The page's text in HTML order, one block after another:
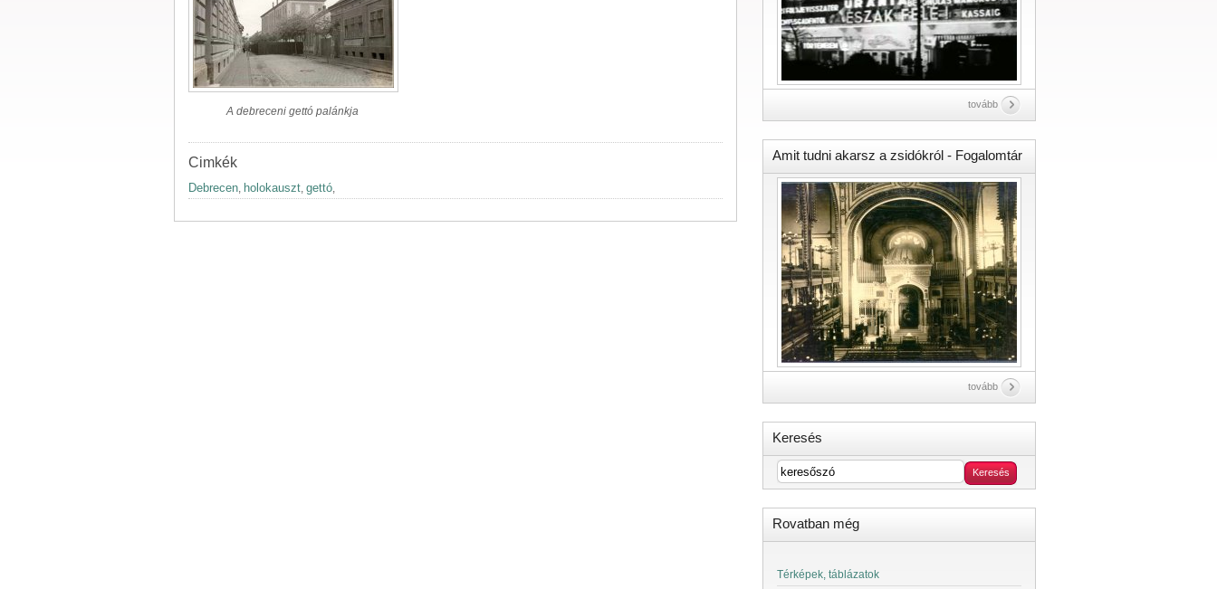
A debreceni gettó palánkja
Cimkék
Debrecen, holokauszt, gettó,
tovább
Amit tudni akarsz a zsidókról - Fogalomtár
tovább
Keresés
Rovatban még
Térképek, táblázatok